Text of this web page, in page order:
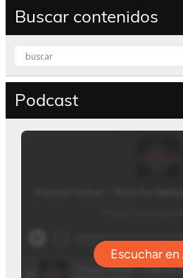
Buscar contenidos
Podcast